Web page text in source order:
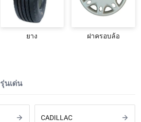
ยาง ฝาครอบล้อ
รุ่นเด่น
CADILLAC